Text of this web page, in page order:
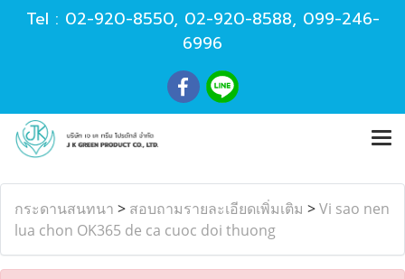
Tel : 02-920-8550, 02-920-8588, 099-246-
6996
กระดานสนทนา > สอบถามรายละเอียดเพิ่มเติม >Vi sao nen
lua chon OK365 de ca cuoc doi thuong